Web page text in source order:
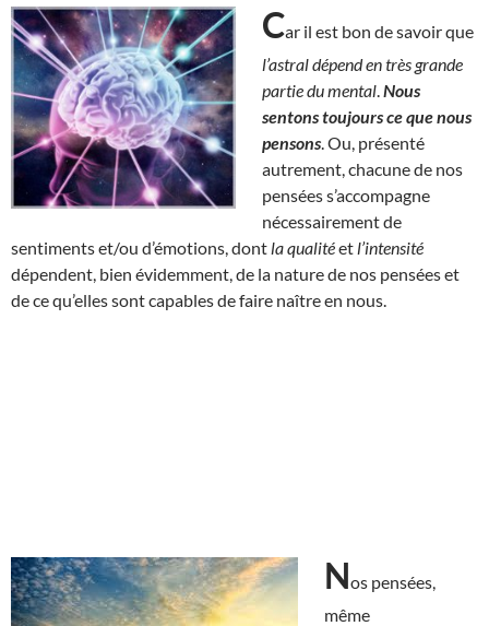
Car il est bon de savoir que
l’astral dépend en très grande
partie du mental Nous
sentons toujours ce que nous
pensons . Ou, présenté
autrement, chacune de nos
pensées s’accompagne
nécessairement de
sentiments et/ou d’émotions, dont la qualitéet l’intensité
dépendent, bien évidemment, de la nature de nos pensées et
de ce qu’elles sont capables de faire naître en nous.
Nos pensées,
même